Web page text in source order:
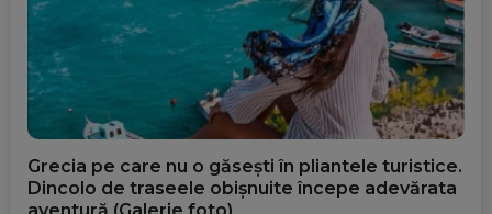
Grecia pe care nu o găsești în pliantele turistice.
Dincolo de traseele obișnuite începe adevărata